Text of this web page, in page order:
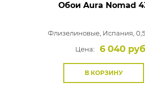
Обои Aura Nomad
Флизелиновые, Испания,
Цена:
6 040
В КОРЗИНУ